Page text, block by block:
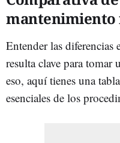
Entender las diferencias
resulta clave para
eso, aquí tienes una
esenciales de los